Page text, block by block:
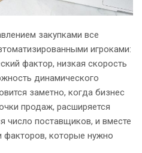
закупками все
игроками:
фактор, низкая скорость
динамического
заметно, когда бизнес
продаж, расширяется
число поставщиков, и вместе
факторов, которые нужно